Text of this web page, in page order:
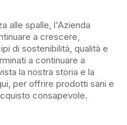
alle spalle, l'Azienda
a crescere,
di sostenibilità, qualità e
a continuare a
la nostra storia e la
per offrire prodotti sani e
consapevole.